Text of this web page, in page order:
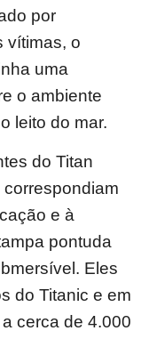
por
vítimas, o
uma
o ambiente
leito do mar.
do Titan
e à
pontuda
Eles
do Titanic e em
cerca de 4.000